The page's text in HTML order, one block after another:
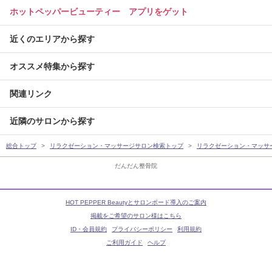
だんだん整骨院
ホットペッパービューティー アプリをゲット
近くのエリアから探す
オススメ特集から探す
関連リンク
近隣のサロンから探す
総合トップ リラクゼーション・マッサージサロン検索トップ リラクゼーション・マッ
HOT PEPPER Beautyとサロンボード導入のご案内
掲載をご希望のサロン様はこちら
ID・会員規約
プライバシーポリシー
利用規約
ご利用ガイド
ヘルプ